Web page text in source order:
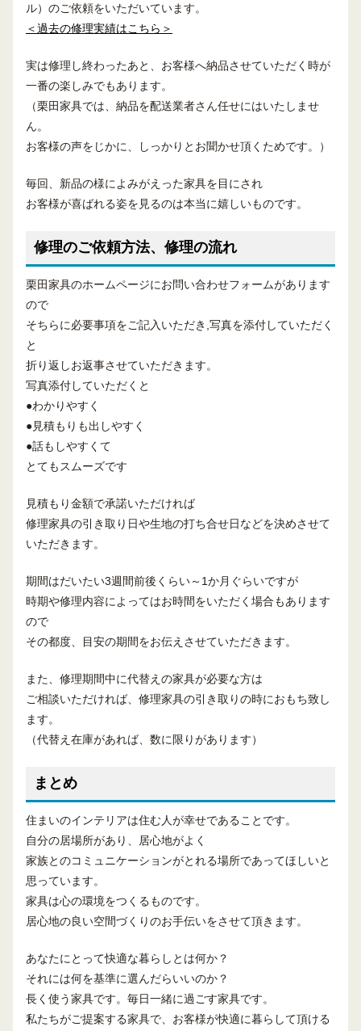
ル）のご依頼をいただいています。
＜過去の修理実績はこちら＞
実は修理し終わったあと、お客様へ納品させていただく時が
一番の楽しみでもあります。
（栗田家具では、納品を配送業者さん任せにはいたしませ
ん。
お客様の声をじかに、しっかりとお聞かせ頂くためです。）
毎回、新品の様によみがえった家具を目にされ
お客様が喜ばれる姿を見るのは本当に嬉しいものです。
修理のご依頼方法、修理の流れ
栗田家具のホームページにお問い合わせフォームがあります
ので
そちらに必要事項をご記入いただき,写真を添付していただく
と
折り返しお返事させていただきます。
写真添付していただくと
●わかりやすく
●見積もりも出しやすく
●話もしやすくて
とてもスムーズです
見積もり金額で承諾いただければ
修理家具の引き取り日や生地の打ち合せ日などを決めさせて
いただきます。
期間はだいたい3週間前後くらい～1か月ぐらいですが
時期や修理内容によってはお時間をいただく場合もあります
ので
その都度、目安の期間をお伝えさせていただきます。
また、修理期間中に代替えの家具が必要な方は
ご相談いただければ、修理家具の引き取りの時におもち致し
ます。
（代替え在庫があれば、数に限りがあります）
まとめ
住まいのインテリアは住む人が幸せであることです。
自分の居場所があり、居心地がよく
家族とのコミュニケーションがとれる場所であってほしいと
思っています。
家具は心の環境をつくるものです。
居心地の良い空間づくりのお手伝いをさせて頂きます。
あなたにとって快適な暮らしとは何か？
それには何を基準に選んだらいいのか？
長く使う家具です。毎日一緒に過ごす家具です。
私たちがご提案する家具で、お客様が快適に暮らして頂ける